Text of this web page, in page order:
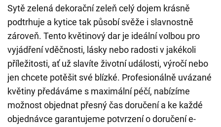
Sytě zelená dekorační zeleň celý dojem krásně
podtrhuje a kytice tak působí svěže i slavnostně
zároveň. Tento květinový dar je ideální volbou pro
vyjádření vděčnosti, lásky nebo radosti v jakékoli
příležitosti, ať už slavíte životní události, výročí nebo
jen chcete potěšit své blízké. Profesionálně uvázané
květiny předáváme s maximální péčí, nabízíme
možnost objednat přesný čas doručení a ke každé
objednávce garantujeme potvrzení o doručení e-